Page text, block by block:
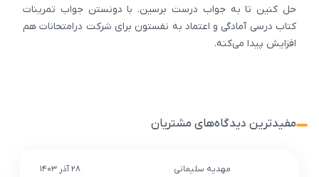
حل کنین تا به جواب درست برسین. با دونستن جواب تمرینات
کتاب درسی آمادگی و اعتماد به نفستون برای شرکت درامتحانات هم
افزایش پیدا می‌کنه.
مفیدترین دیدگاه‌های مشتریان
مهدیه سلیمانی ۲۸ آذر ۱۴۰۳